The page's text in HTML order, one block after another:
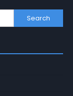
Search